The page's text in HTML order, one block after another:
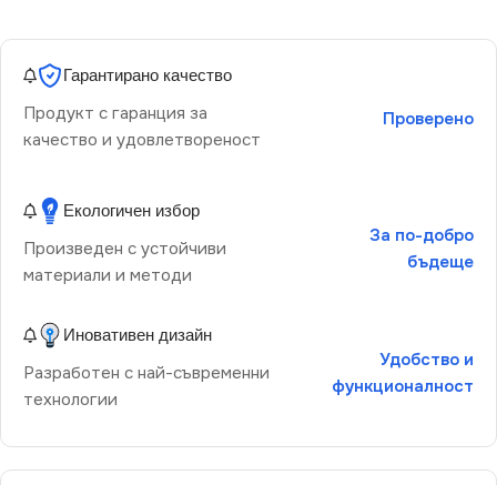
Гарантирано качество
Продукт с гаранция за
качество и удовлетвореност
Проверено
Екологичен избор
Произведен с устойчиви
материали и методи
За по-добро
бъдеще
Иновативен дизайн
Разработен с най-съвременни
технологии
Удобство и
функционалност